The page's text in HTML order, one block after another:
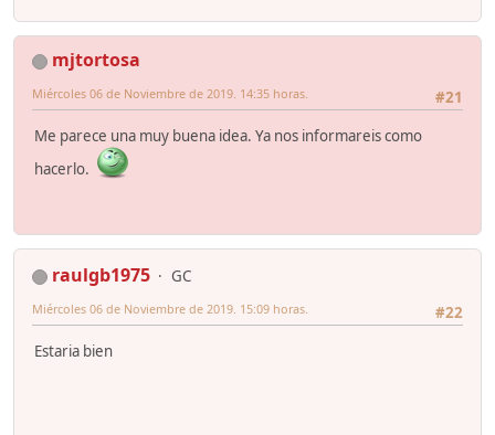
mjtortosa
#21
Miércoles 06 de Noviembre de 2019. 14:35 horas.
Me parece una muy buena idea. Ya nos informareis como
hacerlo.
raulgb1975
GC
#22
Miércoles 06 de Noviembre de 2019. 15:09 horas.
Estaria bien